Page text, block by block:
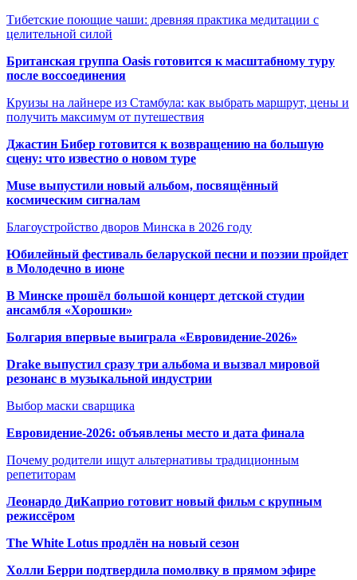
Тибетские поющие чаши: древняя практика медитации с
целительной силой
Британская группа Oasis готовится к масштабному туру
после воссоединения
Круизы на лайнере из Стамбула: как выбрать маршрут, цены и
получить максимум от путешествия
Джастин Бибер готовится к возвращению на большую
сцену: что известно о новом туре
Muse выпустили новый альбом, посвящённый
космическим сигналам
Благоустройство дворов Минска в 2026 году
Юбилейный фестиваль беларуской песни и поэзии пройдет
в Молодечно в июне
В Минске прошёл большой концерт детской студии
ансамбля «Хорошки»
Болгария впервые выиграла «Евровидение-2026»
Drake выпустил сразу три альбома и вызвал мировой
резонанс в музыкальной индустрии
Выбор маски сварщика
Евровидение-2026: объявлены место и дата финала
Почему родители ищут альтернативы традиционным
репетиторам
Леонардо ДиКаприо готовит новый фильм с крупным
режиссёром
The White Lotus продлён на новый сезон
Холли Берри подтвердила помолвку в прямом эфире